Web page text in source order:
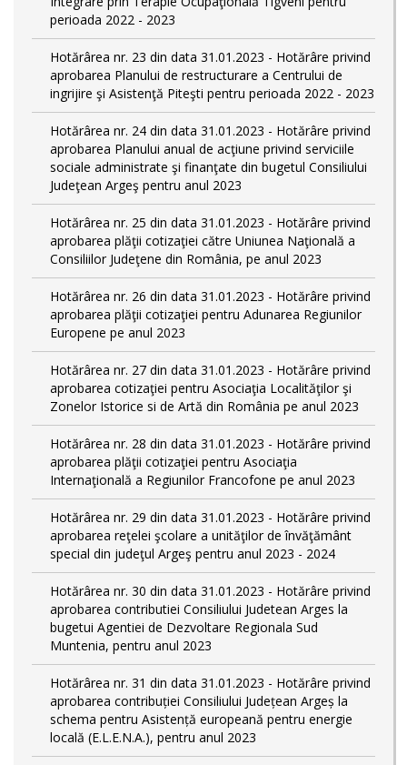
perioada 2022 - 2023
Hotărârea nr. 23 din data 31.01.2023 - Hotărâre privind
aprobarea Planului de restructurare a Centrului de
ingrijire şi Asistenţă Piteşti pentru perioada 2022 - 2023
Hotărârea nr. 24 din data 31.01.2023 - Hotărâre privind
aprobarea Planului anual de acţiune privind serviciile
sociale administrate şi finanţate din bugetul Consiliului
Judeţean Argeş pentru anul 2023
Hotărârea nr. 25 din data 31.01.2023 - Hotărâre privind
aprobarea plăţii cotizaţiei către Uniunea Naţională a
Consiliilor Judeţene din România, pe anul 2023
Hotărârea nr. 26 din data 31.01.2023 - Hotărâre privind
aprobarea plăţii cotizaţiei pentru Adunarea Regiunilor
Europene pe anul 2023
Hotărârea nr. 27 din data 31.01.2023 - Hotărâre privind
aprobarea cotizaţiei pentru Asociaţia Localităţilor şi
Zonelor Istorice si de Artă din România pe anul 2023
Hotărârea nr. 28 din data 31.01.2023 - Hotărâre privind
aprobarea plăţii cotizaţiei pentru Asociaţia
Internaţională a Regiunilor Francofone pe anul 2023
Hotărârea nr. 29 din data 31.01.2023 - Hotărâre privind
aprobarea reţelei şcolare a unităţilor de învăţământ
special din judeţul Argeş pentru anul 2023 - 2024
Hotărârea nr. 30 din data 31.01.2023 - Hotărâre privind
aprobarea contributiei Consiliului Judetean Arges la
bugetui Agentiei de Dezvoltare Regionala Sud
Muntenia, pentru anul 2023
Hotărârea nr. 31 din data 31.01.2023 - Hotărâre privind
aprobarea contribuției Consiliului Județean Argeș la
schema pentru Asistență europeană pentru energie
locală (E.L.E.N.A.), pentru anul 2023